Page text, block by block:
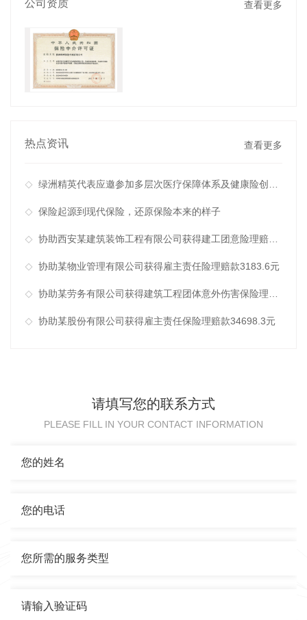
公司资质 查看更多
热点资讯 查看更多
绿洲精英代表应邀参加多层次医疗保障体系及健康险创新发展系列会议
保险起源到现代保险，还原保险本来的样子
协助西安某建筑装饰工程有限公司获得建工团意险理赔款2760.11元
协助某物业管理有限公司获得雇主责任险理赔款3183.6元
协助某劳务有限公司获得建筑工程团体意外伤害保险理赔款11832.85元
协助某股份有限公司获得雇主责任保险理赔款34698.3元
请填写您的联系方式
PLEASE FILL IN YOUR CONTACT INFORMATION